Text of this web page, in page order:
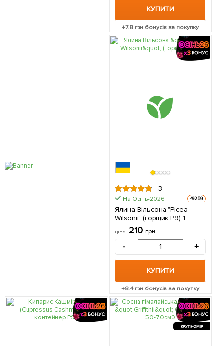
КУПИТИ
+7.8грн бонусів за покупку
3
На Осінь-2026 49259
Ялина Вільсона "Picea
Wilsonii" (горщик P9) 1
саджанець в упаковці
ціна 210 грн
- +
КУПИТИ
+8.4грн бонусів за покупку
КРУПНОМІР